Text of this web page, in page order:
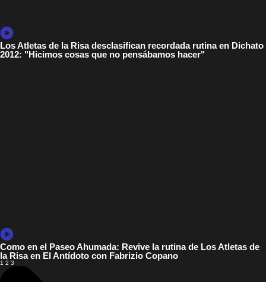
Los Atletas de la Risa desclasifican recordada rutina en Dichato
2012: "Hicimos cosas que no pensábamos hacer"
Como en el Paseo Ahumada: Revive la rutina de Los Atletas de
la Risa en El Antídoto con Fabrizio Copano
1 2 3